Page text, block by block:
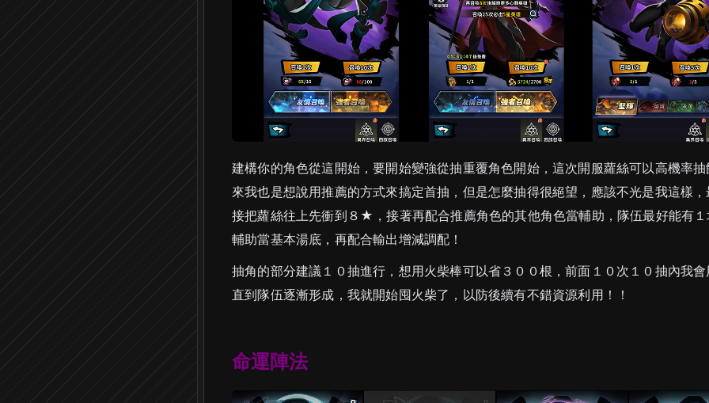
建構你的角色從這開始，要開始變強從抽重覆角色開始，這次開服蘿絲可以高機率
來我也是想說用推薦的方式來搞定首抽，但是怎麼抽得很絕望，應該不光是我這樣
接把蘿絲往上先衝到８★，接著再配合推薦角色的其他角色當輔助，隊伍最好能有
輔助當基本湯底，再配合輸出增減調配！
抽角的部分建議１０抽進行，想用火柴棒可以省３００根，前面１０次１０抽內我
直到隊伍逐漸形成，我就開始囤火柴了，以防後續有不錯資源利用！！
命運陣法